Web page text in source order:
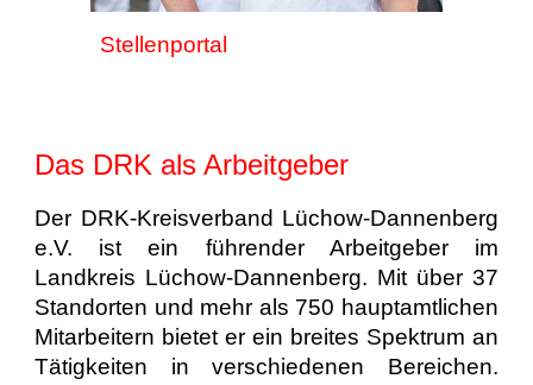
Stellenportal
Das DRK als Arbeitgeber
Der DRK-Kreisverband Lüchow-Dannenberg
e.V. ist ein führender Arbeitgeber im
Landkreis Lüchow-Dannenberg. Mit über 37
Standorten und mehr als 750 hauptamtlichen
Mitarbeitern bietet er ein breites Spektrum an
Tätigkeiten in verschiedenen Bereichen.